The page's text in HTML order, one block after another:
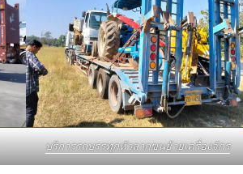
บริการรถบรรทุกหัวลากขนย้ายเครื่องจักร